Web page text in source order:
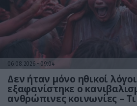
06.08.2026 09:04
Δεν ήταν μόνο ηθικοί
εξαφανίστηκε ο
ανθρώπινες κοινωνίες –